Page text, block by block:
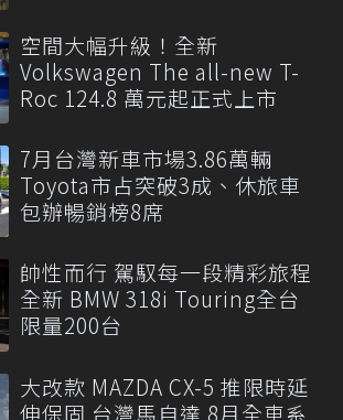
空間大幅升級！全新
Volkswagen The all-new T-
Roc 124.8 萬元起正式上市
7月台灣新車市場3.86萬輛
Toyota市占突破3成、休旅車
包辦暢銷榜8席
帥性而行 駕馭每一段精彩旅程
全新 BMW 318i Touring全台
限量200台
大改款 MAZDA CX-5 推限時延
伸保固 台灣馬自達 8月全車系